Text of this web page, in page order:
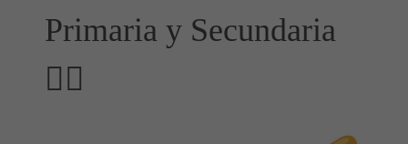
Primaria y Secundaria
✍🏻